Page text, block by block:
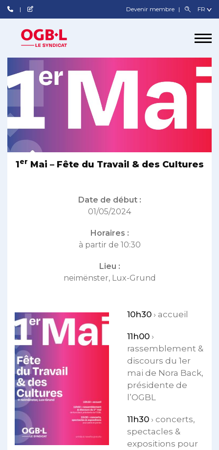
Devenir membre
1er Mai – Fête du Travail & des Cultures
Date de début :
01/05/2024
Horaires :
à partir de 10:30
Lieu :
neimënster, Lux-Grund
10h30 › accueil
11h00 ›
rassemblement &
discours du 1er
mai de Nora Back,
présidente de
l’OGBL
11h30 › concerts,
spectacles &
expositions pour